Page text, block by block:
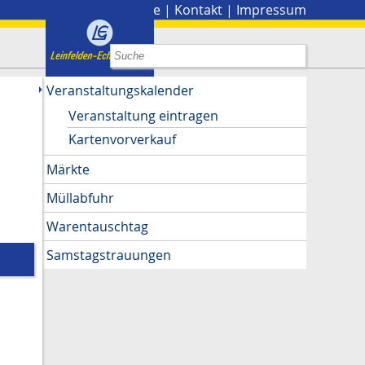
Presse | Kontakt | Impressum
Veranstaltungskalender
Veranstaltung eintragen
Kartenvorverkauf
Märkte
Müllabfuhr
Warentauschtag
Samstagstrauungen